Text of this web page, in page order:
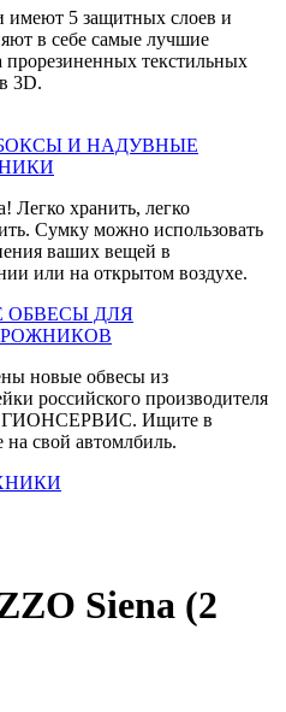
имеют 5 защитных слоев и
в себе самые лучшие
прорезиненных текстильных
3D.
И НАДУВНЫЕ
Легко хранить, легко
Сумку можно использовать
ваших вещей в
или на открытом воздухе.
ОБВЕСЫ ДЛЯ
новые обвесы из
российского производителя
Ищите в
на свой автомлбиль.
Siena (2